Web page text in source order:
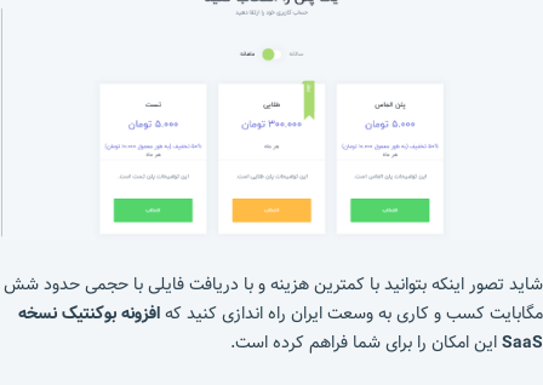
شاید تصور اینکه بتوانید با کمترین هزینه و با دریافت فایلی با حجمی حدود شش
مگابایت کسب و کاری به وسعت ایران راه اندازی کنید کهافزونه بوکنتیک نسخه
SaaSاین امکان را برای شما فراهم کرده است.